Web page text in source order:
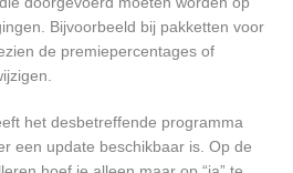
Bijvoorbeeld bij pakketten voor
de premiepercentages of
het desbetreffende programma
een update beschikbaar is. Op de